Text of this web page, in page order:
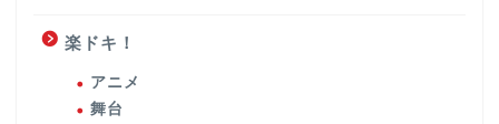
楽ドキ！
アニメ
舞台